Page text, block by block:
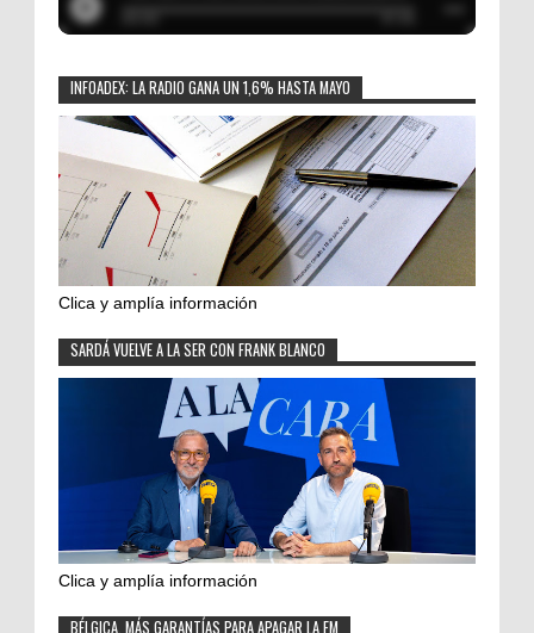
INFOADEX: LA RADIO GANA UN 1,6% HASTA MAYO
Clica y amplía información
SARDÁ VUELVE A LA SER CON FRANK BLANCO
Clica y amplía información
BÉLGICA, MÁS GARANTÍAS PARA APAGAR LA FM